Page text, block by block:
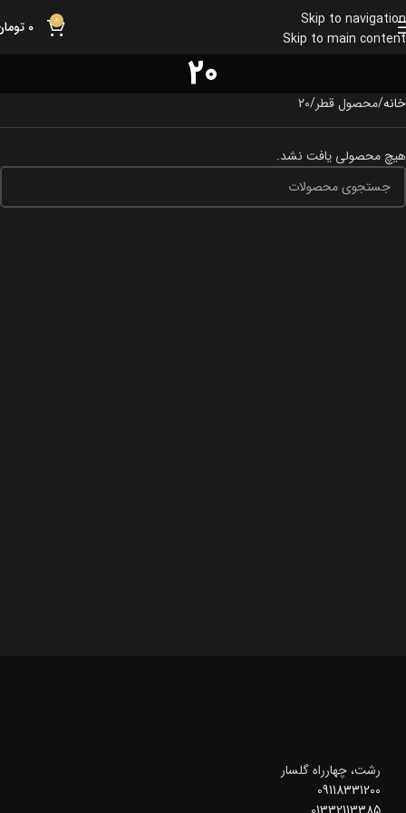
Skip to navigation
Skip to main content
0
0
20
خانه محصول قطر 20
هیچ محصولی یافت نشد.
رشت، چهارراه گلسار
09118331200